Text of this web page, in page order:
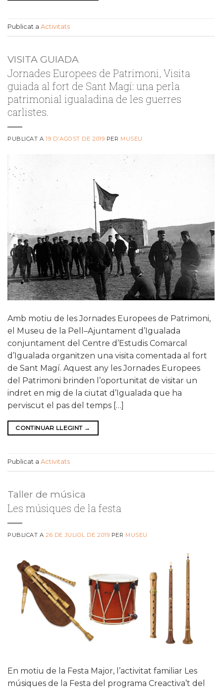
Publicat a Activitats
VISITA GUIADA
Jornades Europees de Patrimoni, Visita
guiada al fort de Sant Magí: una perla
patrimonial igualadina de les guerres
carlistes.
PUBLICAT A19 D'AGOST DE 2019 PER MUSEU
Amb motiu de les Jornades Europees de Patrimoni,
el Museu de la Pell–Ajuntament d’Igualada
conjuntament del Centre d’Estudis Comarcal
d’Igualada organitzen una visita comentada al fort
de Sant Magí. Aquest any les Jornades Europees
del Patrimoni brinden l’oportunitat de visitar un
indret en mig de la ciutat d’Igualada que ha
perviscut el pas del temps […]
CONTINUAR LLEGINT →
Publicat a Activitats
Taller de música
Les músiques de la festa
PUBLICAT A26 DE JULIOL DE 2019 PER MUSEU
En motiu de la Festa Major, l’activitat familiar Les
músiques de la Festa del programa Creactiva’t del